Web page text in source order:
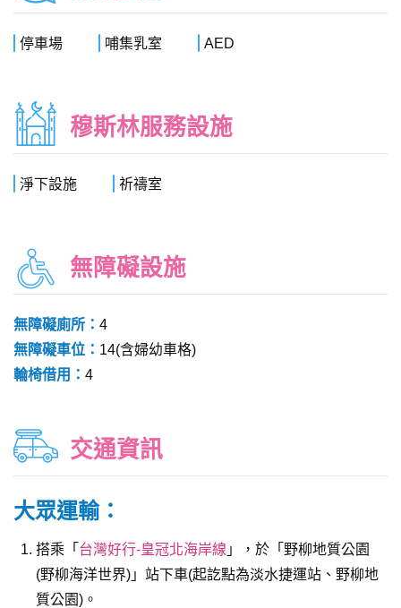
停車場 哺集乳室 AED
穆斯林服務設施
淨下設施 祈禱室
無障礙設施
無障礙廁所： 4
無障礙車位： 14(含婦幼車格)
輪椅借用： 4
交通資訊
大眾運輸：
搭乘「 台灣好行-皇冠北海岸線 」，於「野柳地質公園
(野柳海洋世界)」站下車(起訖點為淡水捷運站、野柳地
質公園)。